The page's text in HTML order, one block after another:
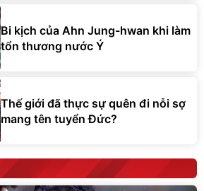
Bi kịch của Ahn Jung-hwan khi làm
tổn thương nước Ý
Thế giới đã thực sự quên đi nỗi sợ
mang tên tuyển Đức?